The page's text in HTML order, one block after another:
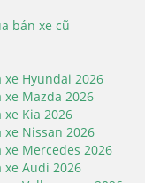
bán xe cũ
xe Hyundai 2026
xe Mazda 2026
xe Kia 2026
xe Nissan 2026
xe Mercedes 2026
xe Audi 2026